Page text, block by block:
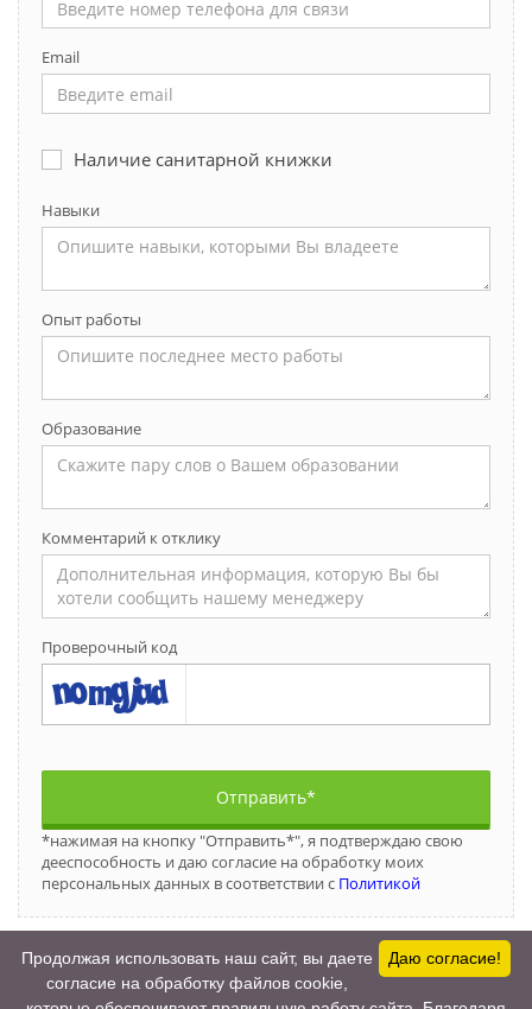
Email
Наличие санитарной книжки
Навыки
Опыт работы
Образование
Комментарий к отклику
Проверочный код
Отправить*
*нажимая на кнопку "Отправить*", я подтверждаю свою
дееспособность и даю согласие на обработку моих
персональных данных в соответствии с Политикой
Даю согласие!
Продолжая использовать наш сайт, вы даете
согласие на обработку файлов cookie,